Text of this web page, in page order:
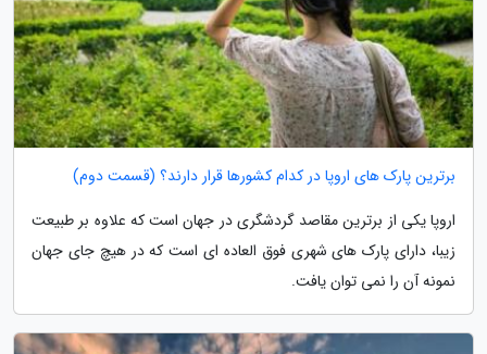
برترین پارک های اروپا در کدام کشورها قرار دارند؟ (قسمت دوم)
اروپا یکی از برترین مقاصد گردشگری در جهان است که علاوه بر طبیعت
زیبا، دارای پارک های شهری فوق العاده ای است که در هیچ جای جهان
نمونه آن را نمی توان یافت.